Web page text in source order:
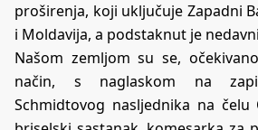
proširenja, koji uključuje Zapadni
i Moldavija, a podstaknut je
Našom zemljom su se,
način, s naglaskom na
Schmidtovog nasljednika na čelu